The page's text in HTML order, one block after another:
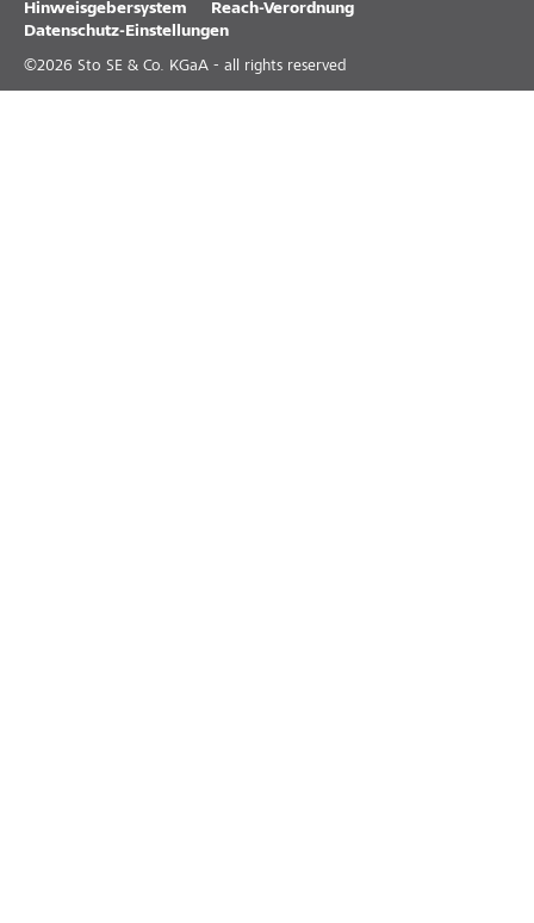
Hinweisgebersystem
Reach-Verordnung
Datenschutz-Einstellungen
©2026 Sto SE & Co. KGaA - all rights reserved